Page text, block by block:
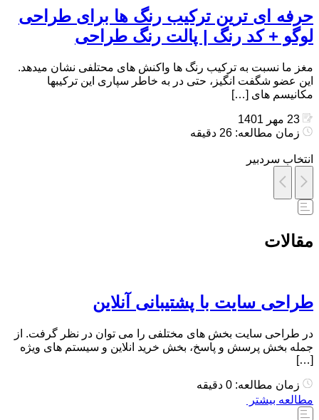
حرفه ای ترین ترکیب رنگ ها برای طراحی
لوگو + کد رنگ | پالت رنگ طراحی
مغز ما نسبت به ترکیب رنگ ها واکنش های محتلفی نشان میدهد.
این عضو شگفت انگیز، حتی در به خاطر سپاری این ترکیبها
مکانیسم های […]
زمان مطالعه: 26 دقیقه
انتخاب سردبیر
مقالات
طراحی سایت با پشتیبانی آنلاین
در طراحی سایت بخش های مختلفی را می توان در نظر گرفت. از
جمله بخش پرسش و پاسخ، بخش خرید انلاین و سیستم های ویژه
[…]
زمان مطالعه: 0 دقیقه
مطالعه بیشتر